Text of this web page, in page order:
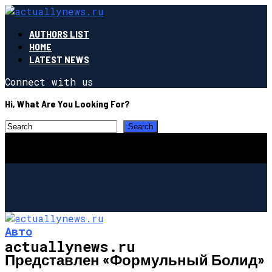
AUTHORS LIST
HOME
LATEST NEWS
Connect with us
Hi, What Are You Looking For?
actuallynews.ru
Авто
Представлен «формульный Болид»